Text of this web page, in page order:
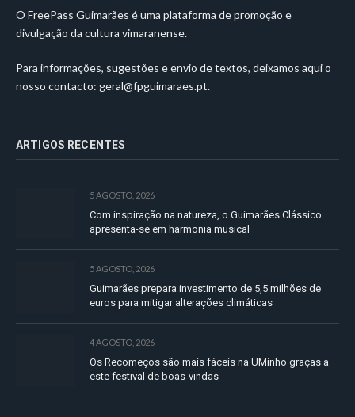
O FreePass Guimarães é uma plataforma de promoção e
divulgação da cultura vimaranense.
Para informações, sugestões e envio de textos, deixamos aqui o
nosso contacto: geral@fpguimaraes.pt.
ARTIGOS RECENTES
5 AGOSTO, 2026
Com inspiração na natureza, o Guimarães Clássico
apresenta-se em harmonia musical
5 AGOSTO, 2026
Guimarães prepara investimento de 5,5 milhões de
euros para mitigar alterações climáticas
4 AGOSTO, 2026
Os Recomeços são mais fáceis na UMinho graças a
este festival de boas-vindas